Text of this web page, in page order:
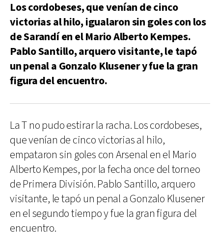
Los cordobeses, que venían de cinco
victorias al hilo, igualaron sin goles con los
de Sarandí en el Mario Alberto Kempes.
Pablo Santillo, arquero visitante, le tapó
un penal a Gonzalo Klusener y fue la gran
figura del encuentro.
La T no pudo estirar la racha. Los cordobeses,
que venían de cinco victorias al hilo,
empataron sin goles con Arsenal en el Mario
Alberto Kempes, por la fecha once del torneo
de Primera División. Pablo Santillo, arquero
visitante, le tapó un penal a Gonzalo Klusener
en el segundo tiempo y fue la gran figura del
encuentro.